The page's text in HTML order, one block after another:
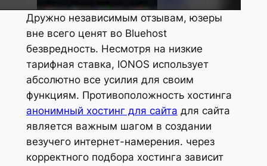
Дружно независимым отзывам, юзеры
вне всего ценят во Bluehost
безвредность. Несмотря на низкие
тарифная ставка, IONOS использует
абсолютно все усилия для своим
функциям. Противоположность хостинга
анонимный хостинг для сайта для сайта
является важным шагом в создании
везучего интернет-намерения. через
корректного подбора хостинга зависит